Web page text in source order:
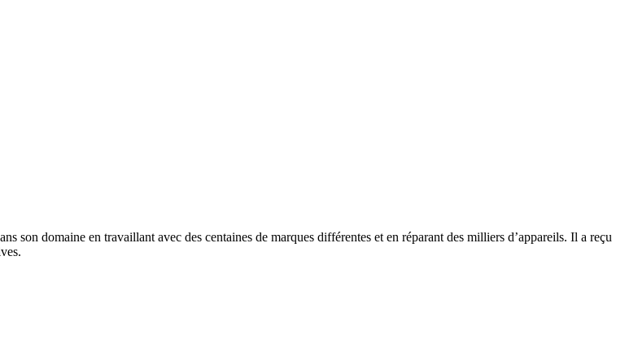
son domaine en travaillant avec des centaines de marques différentes et en réparant des milliers d’appareils. Il a reçu